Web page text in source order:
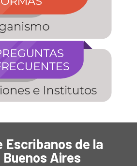
Escribanos de la
Aires